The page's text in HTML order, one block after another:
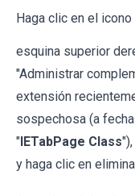
Haga clic en el
esquina superior
"Administrar
extensión
sospechosa (a
"IETabPage Class
y haga clic en